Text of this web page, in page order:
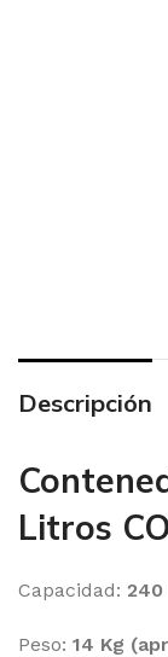
Descripción
Litros
Capacidad:
Peso: 14 Kg